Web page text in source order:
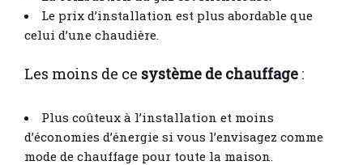
Le prix d’installation est plus abordable que
celui d’une chaudière.
Les moins de ce système de chauffage :
Plus coûteux à l’installation et moins
d’économies d’énergie si vous l’envisagez comme
mode de chauffage pour toute la maison.